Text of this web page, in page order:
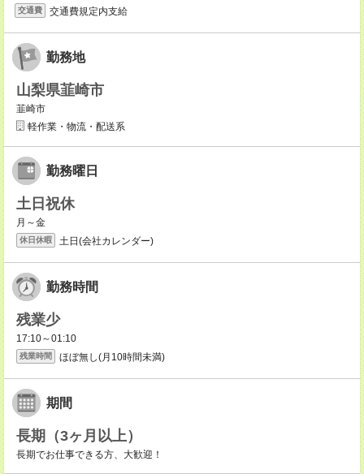
交通費 交通費規定内支給
勤務地
山梨県韮崎市
韮崎市
軽作業・物流・配送系
勤務曜日
土日祝休
月～金
休日休暇 土日(会社カレンダー)
勤務時間
残業少
17:10～01:10
残業時間 ほぼ無し(月10時間未満)
期間
長期（3ヶ月以上）
長期でお仕事できる方、大歓迎！